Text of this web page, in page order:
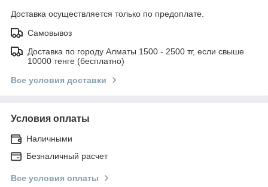
Доставка осуществляется только по предоплате.
Самовывоз
Доставка по городу Алматы 1500 - 2500 тг, если свыше
10000 тенге (бесплатно)
Все условия доставки
Условия оплаты
Наличными
Безналичный расчет
Все условия оплаты